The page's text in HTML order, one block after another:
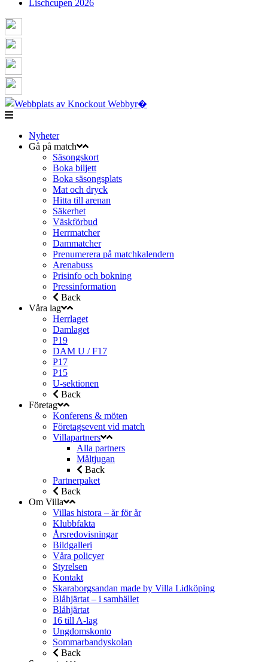
Lischcupen 2026
Nyheter
Gå på match
Säsongskort
Boka biljett
Boka säsongsplats
Mat och dryck
Hitta till arenan
Säkerhet
Väskförbud
Herrmatcher
Dammatcher
Prenumerera på matchkalendern
Arenabuss
Prisinfo och bokning
Pressinformation
Back
Våra lag
Herrlaget
Damlaget
P19
DAM U / F17
P17
P15
U-sektionen
Back
Företag
Konferens & möten
Företagsevent vid match
Villapartners
Alla partners
Måltjugan
Back
Partnerpaket
Back
Om Villa
Villas histora – år för år
Klubbfakta
Årsredovisningar
Bildgalleri
Våra policyer
Styrelsen
Kontakt
Skaraborgsandan made by Villa Lidköping
Blåhjärtat – i samhället
Blåhjärtat
16 till A-lag
Ungdomskonto
Sommarbandyskolan
Back